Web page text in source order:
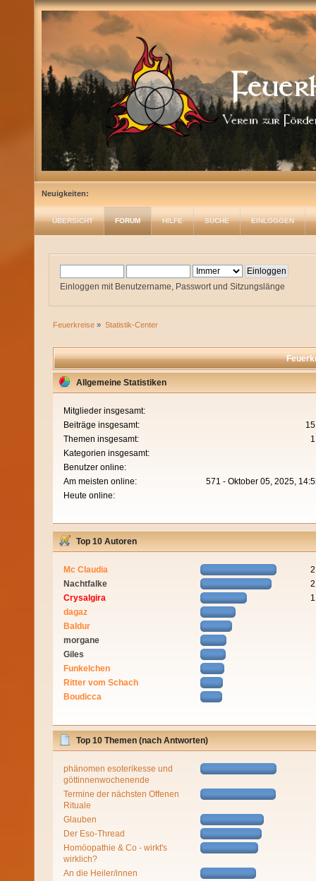
Neuigkeiten:
ÜBERSICHT FORUM HILFE SUCHE EINLOGGEN
Einloggen mit Benutzername, Passwort und Sitzungslänge
Feuerkreise » Statistik-Center
Allgemeine Statistiken
Mitglieder insgesamt:
Beiträge insgesamt:
Themen insgesamt:
Kategorien insgesamt:
Benutzer online:
Am meisten online:
571 - Oktober 05, 2025,
Heute online:
Top 10 Autoren
Mc Claudia
Nachtfalke
Crysalgira
dagaz
Baldur
morgane
Giles
Funkelchen
Ritter vom Schach
Boudicca
Top 10 Themen (nach Antworten)
phänomen esoterikesse und
göttinnenwochenende
Termine der nächsten Offenen
Rituale
Glauben
Der Eso-Thread
Homöopathie & Co - wirkt's
wirklich?
An die Heiler/innen